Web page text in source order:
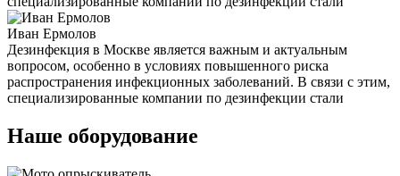
Иван Ермолов
Дезинфекция в Москве является важным и актуальным
вопросом, особенно в условиях повышенного риска
распространения инфекционных заболеваний. В связи с этим,
специализированные компании по дезинфекции стали
Наше оборудование